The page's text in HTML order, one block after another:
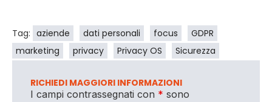
Tag: aziende dati personali focus
GDPR
marketing
privacy Privacy OS Sicurezza
RICHIEDI MAGGIORI INFORMAZIONI
I campi contrassegnati con * sono